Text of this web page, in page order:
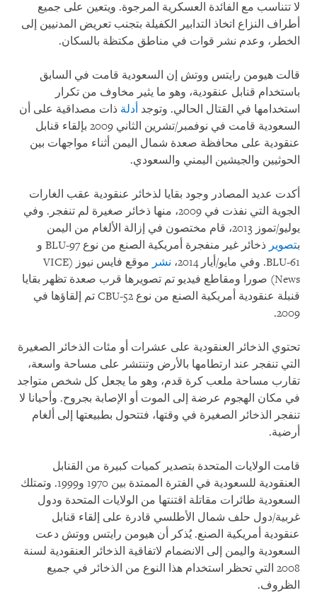
لا تتناسب مع الفائدة العسكرية المرجوة. ويتعين على جميع
أطراف النزاع اتخاذ التدابير الكفيلة بتجنب تعريض المدنيين إلى
الخطر، وعدم نشر قوات في مناطق مكتظة بالسكان.
قالت هيومن رايتس ووتش إن السعودية قامت في السابق
باستخدام قنابل عنقودية، وهو ما يثير مخاوف من تكرار
استخدامها في القتال الحالي. وتوجد أدلة ذات مصداقية على أن
السعودية قامت في نوفمبر/تشرين الثاني 2009 بإلقاء قنابل
عنقودية على محافظة صعدة شمال اليمن أثناء مواجهات بين
الحوثيين والجيشين اليمني والسعودي.
أكدت عديد المصادر وجود بقايا لذخائر عنقودية عقب الغارات
الجوية التي نفذت في 2009، منها ذخائر صغيرة لم تنفجر. وفي
يوليو/تموز 2013، قام مختصون في إزالة الألغام من اليمن
بتصوير
ذخائر غير منفجرة أمريكية الصنع من نوع BLU-97 و
BLU-61. وفي مايو/أيار 2014،
نشر
موقع فايس نيوز (VICE
News) صورا ومقاطع فيديو تم تصويرها قرب صعدة تظهر بقايا
قنبلة عنقودية أمريكية الصنع من نوع CBU-52 تم إلقاؤها في
2009.
تحتوي الذخائر العنقودية على عشرات أو مئات الذخائر الصغيرة
التي تنفجر عند ارتطامها بالأرض وتنتشر على مساحة واسعة،
تقارب مساحة ملعب كرة قدم، وهو ما يجعل كل شخص متواجد
في مكان الهجوم عرضة إلى الموت أو الإصابة بجروح. وأحيانا لا
تنفجر الذخائر الصغيرة في وقتها، فتتحول بطبيعتها إلى ألغام
أرضية.
قامت الولايات المتحدة بتصدير كميات كبيرة من القنابل
العنقودية للسعودية في الفترة الممتدة بين 1970 و1999. وتمتلك
السعودية طائرات مقاتلة اقتنتها من الولايات المتحدة ودول
غربية/دول حلف شمال الأطلسي قادرة على إلقاء قنابل
عنقودية أمريكية الصنع. يُذكر أن هيومن رايتس ووتش دعت
السعودية واليمن إلى الانضمام لاتفاقية الذخائر العنقودية لسنة
2008 التي تحظر استخدام هذا النوع من الذخائر في جميع
الظروف.